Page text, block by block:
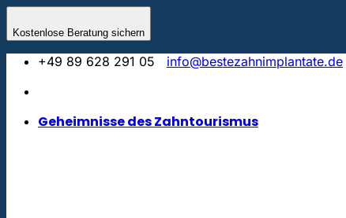
Kostenlose Beratung sichern
springen
+49 89 628 291 05
info@bestezahnimplantate.de
Geheimnisse des Zahntourismus